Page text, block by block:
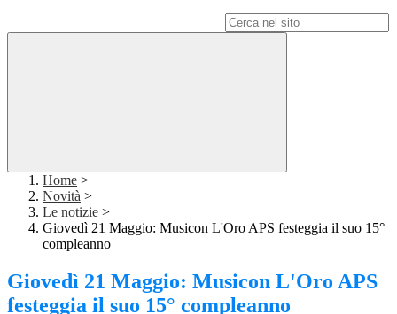
Home >
Novità >
Le notizie >
Giovedì 21 Maggio: Musicon L'Oro APS festeggia il suo 15°
compleanno
Giovedì 21 Maggio: Musicon L'Oro APS
festeggia il suo 15° compleanno